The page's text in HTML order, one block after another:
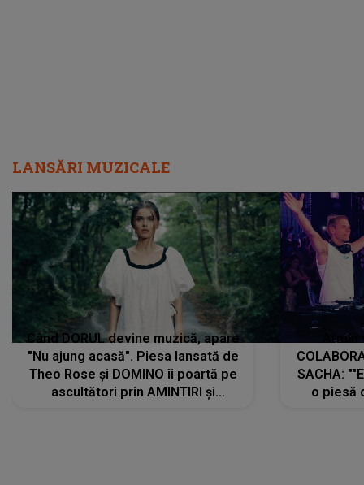
LANSĂRI MUZICALE
Când DORUL devine muzică, apare
"Nu ajung acasă". Piesa lansată de
Theo Rose și DOMINO îi poartă pe
ascultători prin AMINTIRI și
SACHA:
o piesă